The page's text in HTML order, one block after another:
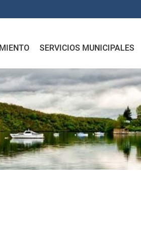
SERVICIOS MUNICIPALES